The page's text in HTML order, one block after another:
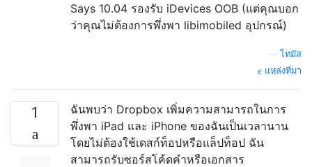
Says 10.04 รองรับ iDevices OOB (แต่คุณบอก
ว่าคุณไม่ต้องการพึ่งพา libimobiled อุปกรณ์)
โทมัส
แหล่งที่มา
1
ฉันพบว่า Dropbox เพิ่มความสามารถในการ
พึ่งพา iPad และ iPhone ของฉันเป็นเวลานาน
โดยไม่ต้องใช้เดสก์ท็อปหรือแล็ปท็อป ฉัน
สามารถรับซอร์สโค้ดคำหรือเอกสาร